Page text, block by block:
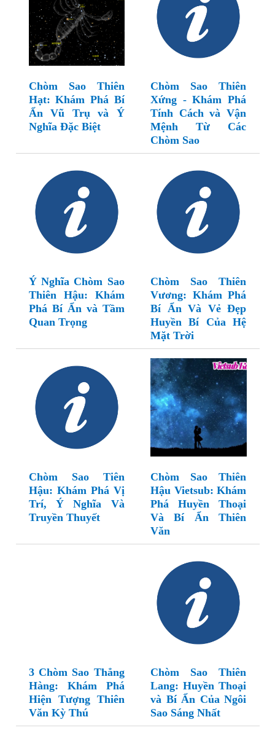
Chòm Sao Thiên
Hạt: Khám Phá Bí
Ẩn Vũ Trụ và Ý
Nghĩa Đặc Biệt
Chòm Sao Thiên
Xứng - Khám Phá
Tính Cách và Vận
Mệnh Từ Các
Chòm Sao
Ý Nghĩa Chòm Sao
Thiên Hậu: Khám
Phá Bí Ẩn và Tầm
Quan Trọng
Chòm Sao Thiên
Vương: Khám Phá
Bí Ẩn Và Vẻ Đẹp
Huyền Bí Của Hệ
Mặt Trời
Chòm Sao Tiên
Hậu: Khám Phá Vị
Trí, Ý Nghĩa Và
Truyền Thuyết
Chòm Sao Thiên
Hậu Vietsub: Khám
Phá Huyền Thoại
Và Bí Ẩn Thiên
Văn
3 Chòm Sao Thẳng
Hàng: Khám Phá
Hiện Tượng Thiên
Văn Kỳ Thú
Chòm Sao Thiên
Lang: Huyền Thoại
và Bí Ẩn Của Ngôi
Sao Sáng Nhất